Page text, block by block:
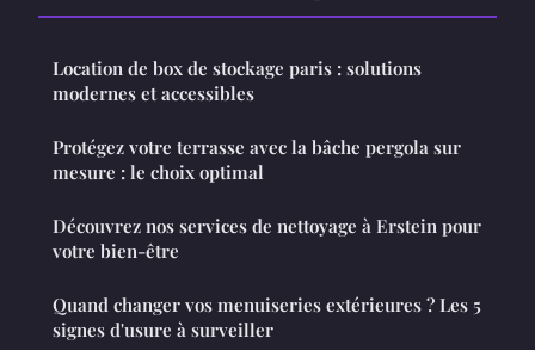
Location de box de stockage paris : solutions
modernes et accessibles
Protégez votre terrasse avec la bâche pergola sur
mesure : le choix optimal
Découvrez nos services de nettoyage à Erstein pour
votre bien-être
Quand changer vos menuiseries extérieures ? Les 5
signes d'usure à surveiller